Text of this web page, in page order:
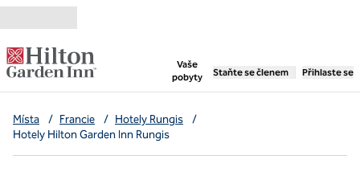
Přejít na obsah
Vaše
pobyty
,otevře se nová záložka
Staňte se členem Přihlaste se
Místa / Francie / Hotely Rungis
/
Hotely Hilton Garden Inn Rungis